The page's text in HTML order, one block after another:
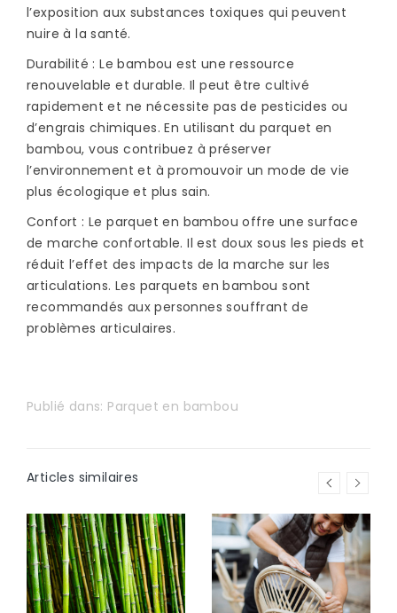
l’exposition aux substances toxiques qui peuvent
nuire à la santé.
Durabilité : Le bambou est une ressource
renouvelable et durable. Il peut être cultivé
rapidement et ne nécessite pas de pesticides ou
d’engrais chimiques. En utilisant du parquet en
bambou, vous contribuez à préserver
l’environnement et à promouvoir un mode de vie
plus écologique et plus sain.
Confort : Le parquet en bambou offre une surface
de marche confortable. Il est doux sous les pieds et
réduit l’effet des impacts de la marche sur les
articulations. Les parquets en bambou sont
recommandés aux personnes souffrant de
problèmes articulaires.
Publié dans: Parquet en bambou
Articles similaires